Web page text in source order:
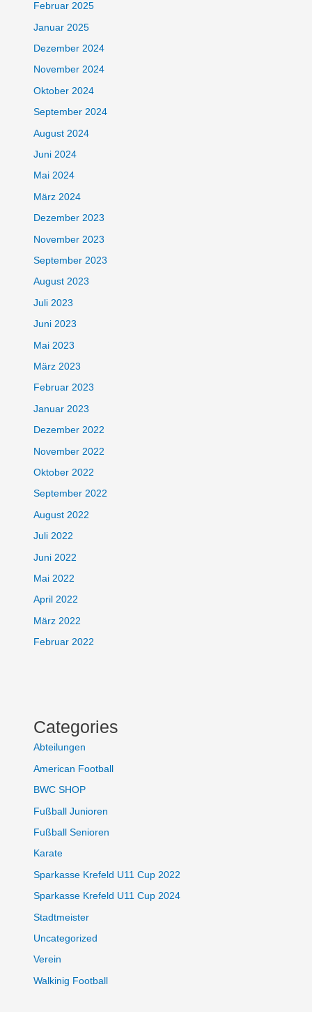
Februar 2025
Januar 2025
Dezember 2024
November 2024
Oktober 2024
September 2024
August 2024
Juni 2024
Mai 2024
März 2024
Dezember 2023
November 2023
September 2023
August 2023
Juli 2023
Juni 2023
Mai 2023
März 2023
Februar 2023
Januar 2023
Dezember 2022
November 2022
Oktober 2022
September 2022
August 2022
Juli 2022
Juni 2022
Mai 2022
April 2022
März 2022
Februar 2022
Categories
Abteilungen
American Football
BWC SHOP
Fußball Junioren
Fußball Senioren
Karate
Sparkasse Krefeld U11 Cup 2022
Sparkasse Krefeld U11 Cup 2024
Stadtmeister
Uncategorized
Verein
Walkinig Football